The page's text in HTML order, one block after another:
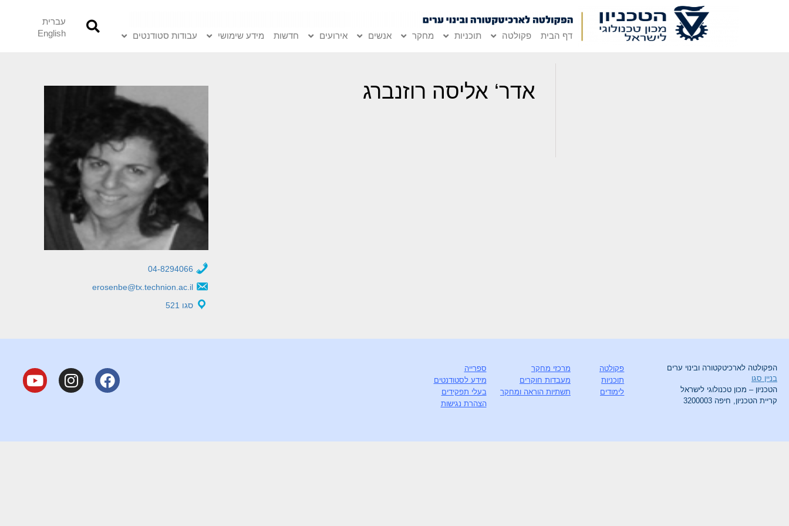
דף הבית פקולטה תוכניות מחקר אנשים אירועים חדשות מידע שימושי עבודות סטודנטים
עברית
English
אדר‘ אליסה רוזנברג
04-8294066
erosenbe@tx.technion.ac.il
סגו 521
הפקולטה לארכיטקטורה ובינוי ערים
בניין סגו
הטכניון – מכון טכנולוגי לישראל
קריית הטכניון, חיפה 3200003
פקולטה
תוכניות
לימודים
מרכזי מחקר
מעבדות חוקרים
תשתיות הוראה ומחקר
ספרייה
מידע לסטודנטים
בעלי תפקידים
הצהרת נגישות